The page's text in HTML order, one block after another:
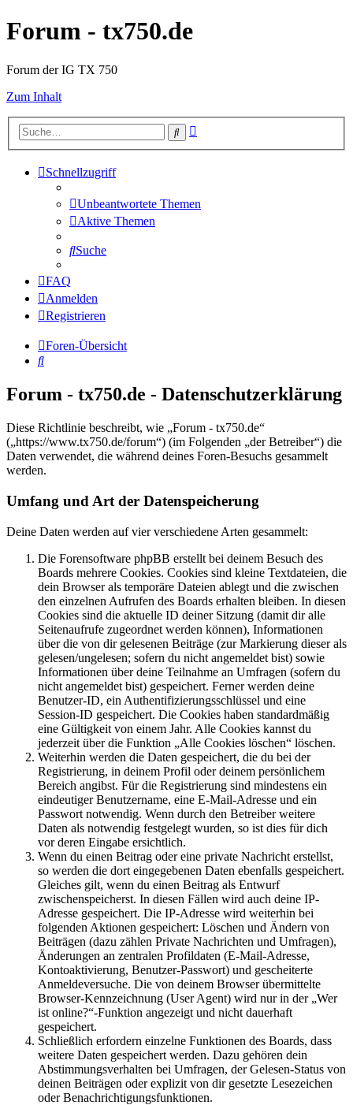
Forum - tx750.de
Forum der IG TX 750
Zum Inhalt
Suche
Schnellzugriff
Unbeantwortete Themen
Aktive Themen
Suche
FAQ
Anmelden
Registrieren
Foren-Übersicht
Suche
Forum - tx750.de - Datenschutzerklärung
Diese Richtlinie beschreibt, wie „Forum - tx750.de“
(„https://www.tx750.de/forum“) (im Folgenden „der Betreiber“) die
Daten verwendet, die während deines Foren-Besuchs gesammelt
werden.
Umfang und Art der Datenspeicherung
Deine Daten werden auf vier verschiedene Arten gesammelt:
Die Forensoftware phpBB erstellt bei deinem Besuch des
Boards mehrere Cookies. Cookies sind kleine Textdateien, die
dein Browser als temporäre Dateien ablegt und die zwischen
den einzelnen Aufrufen des Boards erhalten bleiben. In diesen
Cookies sind die aktuelle ID deiner Sitzung (damit dir alle
Seitenaufrufe zugeordnet werden können), Informationen
über die von dir gelesenen Beiträge (zur Markierung dieser als
gelesen/ungelesen; sofern du nicht angemeldet bist) sowie
Informationen über deine Teilnahme an Umfragen (sofern du
nicht angemeldet bist) gespeichert. Ferner werden deine
Benutzer-ID, ein Authentifizierungsschlüssel und eine
Session-ID gespeichert. Die Cookies haben standardmäßig
eine Gültigkeit von einem Jahr. Alle Cookies kannst du
jederzeit über die Funktion „Alle Cookies löschen“ löschen.
Weiterhin werden die Daten gespeichert, die du bei der
Registrierung, in deinem Profil oder deinem persönlichem
Bereich angibst. Für die Registrierung sind mindestens ein
eindeutiger Benutzername, eine E-Mail-Adresse und ein
Passwort notwendig. Wenn durch den Betreiber weitere
Daten als notwendig festgelegt wurden, so ist dies für dich
vor deren Eingabe ersichtlich.
Wenn du einen Beitrag oder eine private Nachricht erstellst,
so werden die dort eingegebenen Daten ebenfalls gespeichert.
Gleiches gilt, wenn du einen Beitrag als Entwurf
zwischenspeicherst. In diesen Fällen wird auch deine IP-
Adresse gespeichert. Die IP-Adresse wird weiterhin bei
folgenden Aktionen gespeichert: Löschen und Ändern von
Beiträgen (dazu zählen Private Nachrichten und Umfragen),
Änderungen an zentralen Profildaten (E-Mail-Adresse,
Kontoaktivierung, Benutzer-Passwort) und gescheiterte
Anmeldeversuche. Die von deinem Browser übermittelte
Browser-Kennzeichnung (User Agent) wird nur in der „Wer
ist online?“-Funktion angezeigt und nicht dauerhaft
gespeichert.
Schließlich erfordern einzelne Funktionen des Boards, dass
weitere Daten gespeichert werden. Dazu gehören dein
Abstimmungsverhalten bei Umfragen, der Gelesen-Status von
deinen Beiträgen oder explizit von dir gesetzte Lesezeichen
oder Benachrichtigungsfunktionen.